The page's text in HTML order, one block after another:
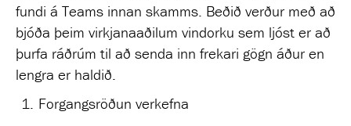
fundi á Teams innan skamms. Beðið verður með að
bjóða þeim virkjanaaðilum vindorku sem ljóst er að
þurfa ráðrúm til að senda inn frekari gögn áður en
lengra er haldið.
Forgangsröðun verkefna